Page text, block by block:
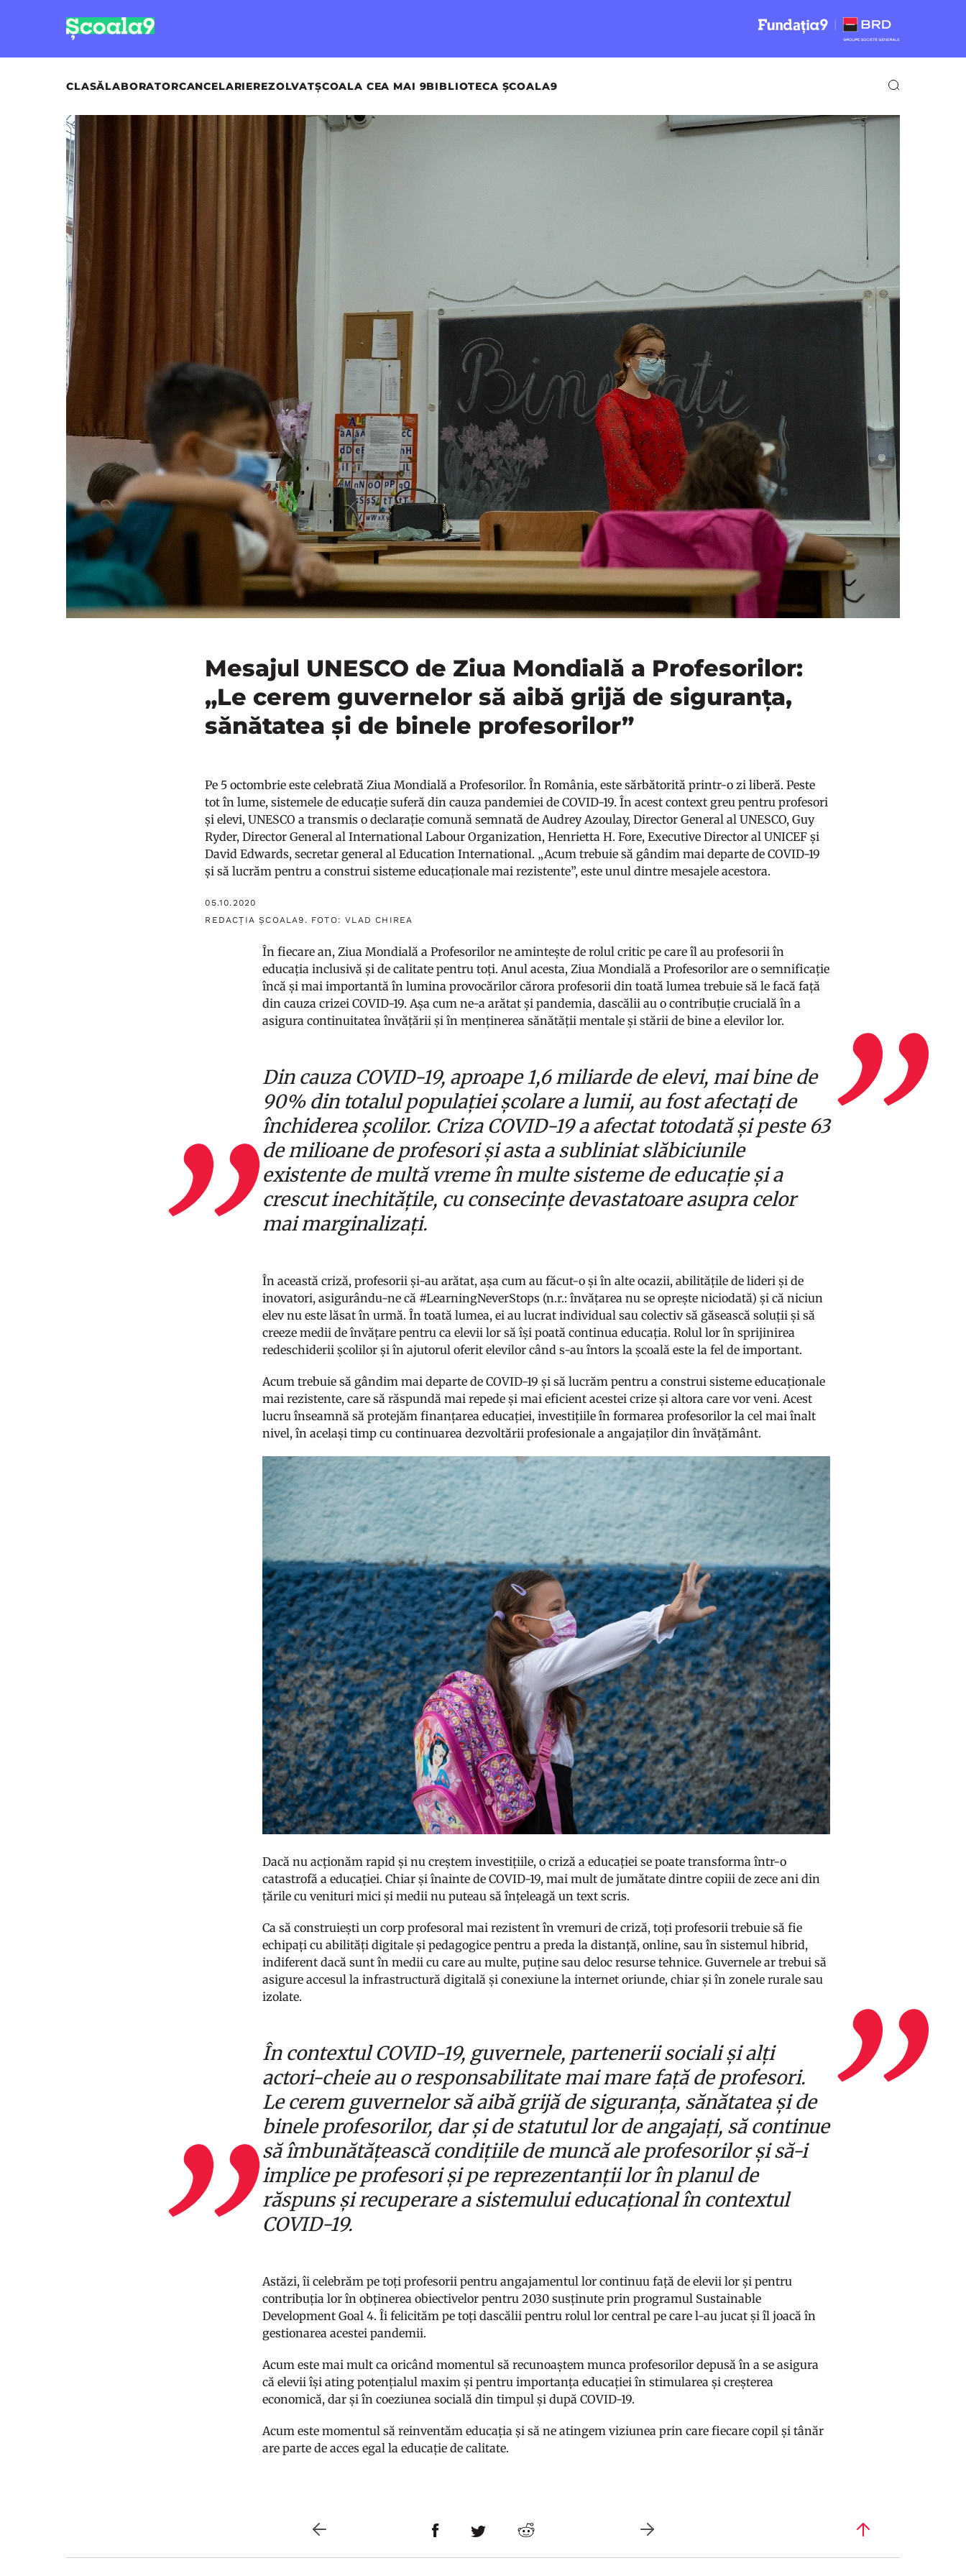
CLASĂLABORATORCANCELARIEREZOLVATȘCOALA CEA MAI 9BIBLIOTECA ȘCOALA9
Mesajul UNESCO de Ziua Mondială a Profesorilor:
„Le cerem guvernelor să aibă grijă de siguranța,
sănătatea și de binele profesorilor”
Pe 5 octombrie este celebrată Ziua Mondială a Profesorilor. În România, este sărbătorită printr-o zi liberă. Peste
tot în lume, sistemele de educație suferă din cauza pandemiei de COVID-19. În acest context greu pentru profesori
și elevi, UNESCO a transmis o declarație comună semnată de Audrey Azoulay, Director General al UNESCO, Guy
Ryder, Director General al International Labour Organization, Henrietta H. Fore, Executive Director al UNICEF și
David Edwards, secretar general al Education International. „Acum trebuie să gândim mai departe de COVID-19
și să lucrăm pentru a construi sisteme educaționale mai rezistente”, este unul dintre mesajele acestora.
05.10.2020
REDACȚIA ȘCOALA9. FOTO: VLAD CHIREA
În fiecare an, Ziua Mondială a Profesorilor ne amintește de rolul critic pe care îl au profesorii în
educația inclusivă și de calitate pentru toți. Anul acesta, Ziua Mondială a Profesorilor are o semnificație
încă și mai importantă în lumina provocărilor cărora profesorii din toată lumea trebuie să le facă față
din cauza crizei COVID-19. Așa cum ne-a arătat și pandemia, dascălii au o contribuție crucială în a
asigura continuitatea învățării și în menținerea sănătății mentale și stării de bine a elevilor lor.
Din cauza COVID-19, aproape 1,6 miliarde de elevi, mai bine de
90% din totalul populației școlare a lumii, au fost afectați de
închiderea școlilor. Criza COVID-19 a afectat totodată și peste 63
de milioane de profesori și asta a subliniat slăbiciunile
existente de multă vreme în multe sisteme de educație și a
crescut inechitățile, cu consecințe devastatoare asupra celor
mai marginalizați.
În această criză, profesorii și-au arătat, așa cum au făcut-o și în alte ocazii, abilitățile de lideri și de
inovatori, asigurându-ne că #LearningNeverStops (n.r.: învățarea nu se oprește niciodată) și că niciun
elev nu este lăsat în urmă. În toată lumea, ei au lucrat individual sau colectiv să găsească soluții și să
creeze medii de învățare pentru ca elevii lor să își poată continua educația. Rolul lor în sprijinirea
redeschiderii școlilor și în ajutorul oferit elevilor când s-au întors la școală este la fel de important.
Acum trebuie să gândim mai departe de COVID-19 și să lucrăm pentru a construi sisteme educaționale
mai rezistente, care să răspundă mai repede și mai eficient acestei crize și altora care vor veni. Acest
lucru înseamnă să protejăm finanțarea educației, investițiile în formarea profesorilor la cel mai înalt
nivel, în același timp cu continuarea dezvoltării profesionale a angajaților din învățământ.
Dacă nu acționăm rapid și nu creștem investițiile, o criză a educației se poate transforma într-o
catastrofă a educației. Chiar și înainte de COVID-19, mai mult de jumătate dintre copiii de zece ani din
țările cu venituri mici și medii nu puteau să înțeleagă un text scris.
Ca să construiești un corp profesoral mai rezistent în vremuri de criză, toți profesorii trebuie să fie
echipați cu abilități digitale și pedagogice pentru a preda la distanță, online, sau în sistemul hibrid,
indiferent dacă sunt în medii cu care au multe, puține sau deloc resurse tehnice. Guvernele ar trebui să
asigure accesul la infrastructură digitală și conexiune la internet oriunde, chiar și în zonele rurale sau
izolate.
În contextul COVID-19, guvernele, partenerii sociali și alți
actori-cheie au o responsabilitate mai mare față de profesori.
Le cerem guvernelor să aibă grijă de siguranța, sănătatea și de
binele profesorilor, dar și de statutul lor de angajați, să continue
să îmbunătățească condițiile de muncă ale profesorilor și să-i
implice pe profesori și pe reprezentanții lor în planul de
răspuns și recuperare a sistemului educațional în contextul
COVID-19.
Astăzi, îi celebrăm pe toți profesorii pentru angajamentul lor continuu față de elevii lor și pentru
contribuția lor în obținerea obiectivelor pentru 2030 susținute prin programul Sustainable
Development Goal 4. Îi felicităm pe toți dascălii pentru rolul lor central pe care l-au jucat și îl joacă în
gestionarea acestei pandemii.
Acum este mai mult ca oricând momentul să recunoaștem munca profesorilor depusă în a se asigura
că elevii își ating potențialul maxim și pentru importanța educației în stimularea și creșterea
economică, dar și în coeziunea socială din timpul și după COVID-19.
Acum este momentul să reinventăm educația și să ne atingem viziunea prin care fiecare copil și tânăr
are parte de acces egal la educație de calitate.